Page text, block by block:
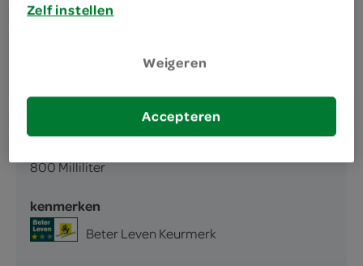
omschrijving
inhoud en gewicht
800 Milliliter
kenmerken
Beter Leven Keurmerk
Zelf instellen
Weigeren
Accepteren